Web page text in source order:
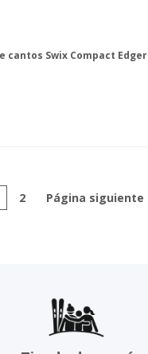
cantos Swix Compact Edger
2 Página siguiente